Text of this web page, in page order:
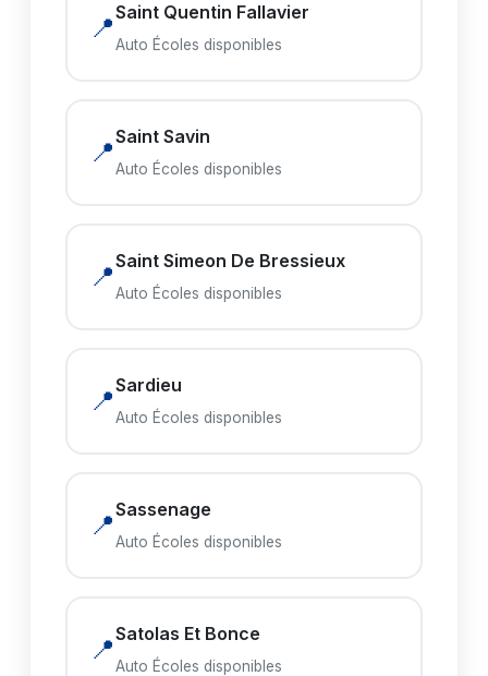
📍Saint Quentin Fallavier
Auto Écoles disponibles
📍Saint Savin
Auto Écoles disponibles
📍Saint Simeon De Bressieux
Auto Écoles disponibles
📍Sardieu
Auto Écoles disponibles
📍Sassenage
Auto Écoles disponibles
📍Satolas Et Bonce
Auto Écoles disponibles